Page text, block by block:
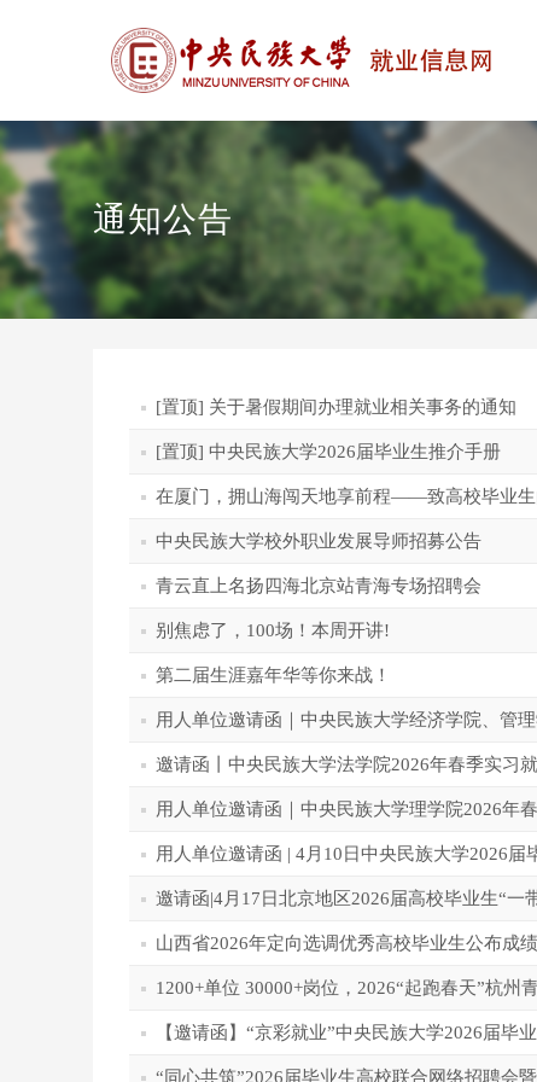
通知公告
[置顶] 关于暑假期间办理就业相关事务的通知
[置顶] 中央民族大学2026届毕业生推介手册
在厦门，拥山海闯天地享前程——致高校毕业
中央民族大学校外职业发展导师招募公告
青云直上名扬四海北京站青海专场招聘会
别焦虑了，100场！本周开讲!
第二届生涯嘉年华等你来战！
用人单位邀请函｜中央民族大学经济学院、管
邀请函丨中央民族大学法学院2026年春季实习
用人单位邀请函｜中央民族大学理学院2026年
用人单位邀请函 | 4月10日中央民族大学2026届
邀请函|4月17日北京地区2026届高校毕业生“一
山西省2026年定向选调优秀高校毕业生公布成
1200+单位 30000+岗位，2026“起跑春天”杭州
【邀请函】“京彩就业”中央民族大学2026届毕
“同心共筑”2026届毕业生高校联合网络招聘会